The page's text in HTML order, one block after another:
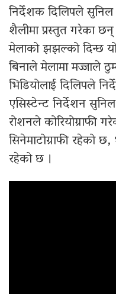
निर्देशक दिलिपले सुनिल
शैलीमा प्रस्तुत गरेका
मेलाको झझल्को दिन्छ
बिनाले मेलामा मज्जाले
भिडियोलाई दिलिपले
एसिस्टेन्ट निर्देशन
रोशनले कोरियोग्राफी
सिनेमाटोग्राफी
रहेको छ ।